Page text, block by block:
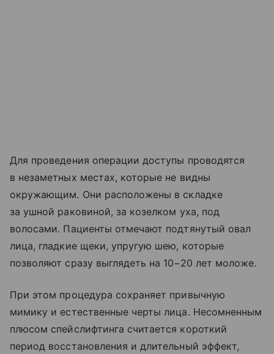
Для проведения операции доступы проводятся
в незаметных местах, которые не видны
окружающим. Они расположены в складке
за ушной раковиной, за козелком уха, под
волосами. Пациенты отмечают подтянутый овал
лица, гладкие щеки, упругую шею, которые
позволяют сразу выглядеть на 10−20 лет моложе.
При этом процедура сохраняет привычную
мимику и естественные черты лица. Несомненным
плюсом спейслифтинга считается короткий
период восстановления и длительный эффект,